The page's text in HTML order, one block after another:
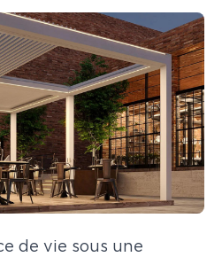
de vie sous une